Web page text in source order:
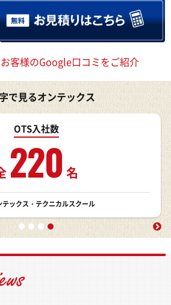
客様のGoogle口コミをご紹介
で見るオンテックス
数
名
ニカルスクール